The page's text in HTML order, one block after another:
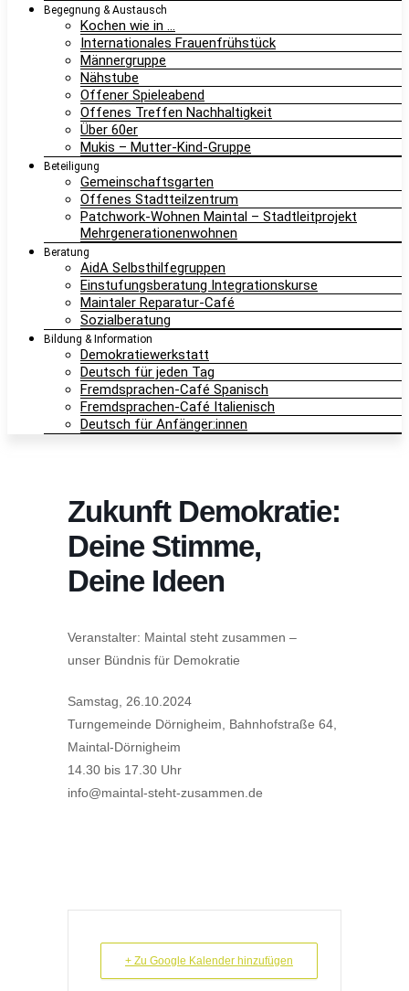
Begegnung & Austausch
Kochen wie in …
Internationales Frauenfrühstück
Männergruppe
Nähstube
Offener Spieleabend
Offenes Treffen Nachhaltigkeit
Über 60er
Mukis – Mutter-Kind-Gruppe
Beteiligung
Gemeinschaftsgarten
Offenes Stadtteilzentrum
Patchwork-Wohnen Maintal – Stadtleitprojekt
Mehrgenerationenwohnen
Beratung
AidA Selbsthilfegruppen
Einstufungsberatung Integrationskurse
Maintaler Reparatur-Café
Sozialberatung
Bildung & Information
Demokratiewerkstatt
Deutsch für jeden Tag
Fremdsprachen-Café Spanisch
Fremdsprachen-Café Italienisch
Deutsch für Anfänger:innen
Zukunft Demokratie:
Deine Stimme,
Deine Ideen
Veranstalter: Maintal steht zusammen –
unser Bündnis für Demokratie
Samstag, 26.10.2024
Turngemeinde Dörnigheim, Bahnhofstraße 64,
Maintal-Dörnigheim
14.30 bis 17.30 Uhr
info@maintal-steht-zusammen.de
+ Zu Google Kalender hinzufügen